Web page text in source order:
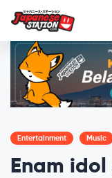
Entertainment Music
Enam